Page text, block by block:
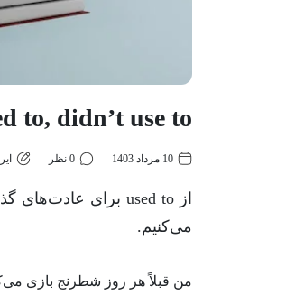
to, didn’t use to
10 مرداد 1403 0 نظر
از used to برای عادت‌های
می‌کنیم.
من قبلاً هر روز شطرنج بازی